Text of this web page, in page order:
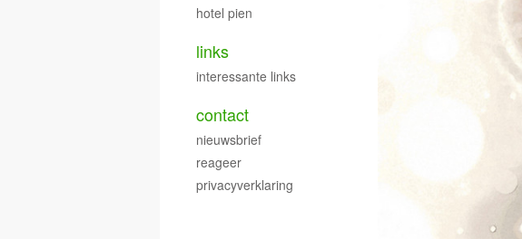
hotel pien
links
interessante links
contact
nieuwsbrief
reageer
privacyverklaring